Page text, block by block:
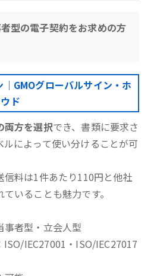
型の電子契約をお求めの方
GMOグローバルサイン・ホ
ド
両方を選択でき、書類に要求さ
によって使い分けることが可
信料は1件あたり110円と他社
いることも魅力です。
者型・立会人型
IEC27001・ISO/IEC27017